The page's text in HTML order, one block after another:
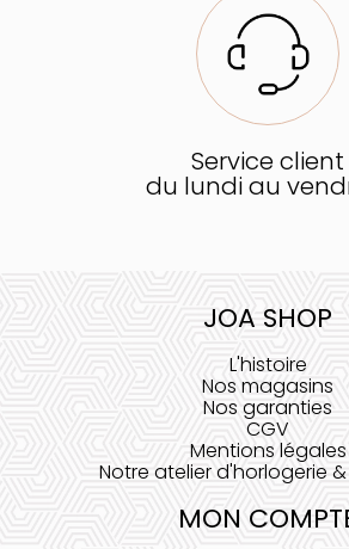
Service client
du lundi au
JOA SHOP
L'histoire
Nos magasins
Nos garanties
CGV
Mentions légales
Notre atelier d'horlogerie
MON